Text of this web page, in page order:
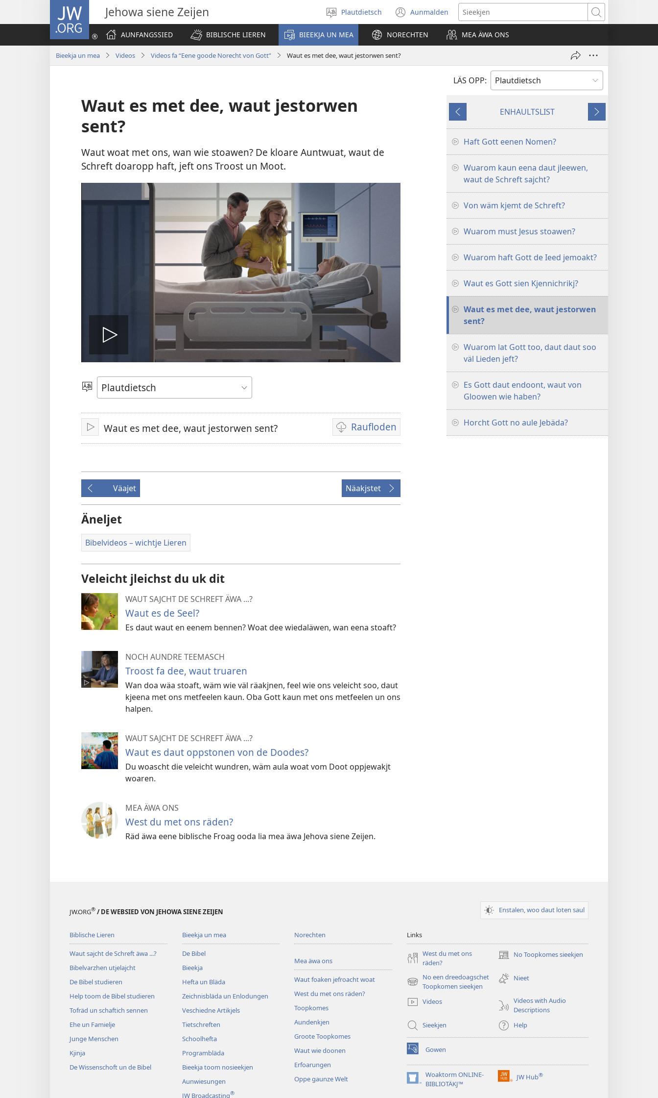
JW.ORG Jehowa siene Zeijen
Wäl
eene
Sproak
ut
Plautdietsch Aunmalden
(opens
new
window)
Sieekjen
AUNFANGSSIED
BIBLISCHE LIEREN BIEEKJA UN MEA NORECHTEN MEA ÄWA ONS
Bieekja un mea Videos Videos fa “Eene goode Norecht von Gott” Waut es met dee, waut jestorwen sent?
LÄS OPP:
Waut es met dee, waut jestorwen
sent?
Waut woat met ons, wan wie stoawen? De kloare Auntwuat, waut de
Schreft doaropp haft, jeft ons Troost un Moot.
Video
spälen
Sproak
utwälen
Aufspälen
Waut es met dee, waut jestorwen sent? Raufloden
Video
recordings
options
Väajet Näakjstet
Äneljet
Bibelvideos – wichtje Lieren
Veleicht jleichst du uk dit
WAUT SAJCHT DE SCHREFT ÄWA ...?
Waut es de Seel?
Es daut waut en eenem bennen? Woat dee wiedaläwen, wan eena stoaft?
NOCH AUNDRE TEEMASCH
Troost fa dee, waut truaren
Wan doa wäa stoaft, wäm wie väl räakjnen, feel wie ons veleicht soo, daut
kjeena met ons metfeelen kaun. Oba Gott kaun met ons metfeelen un ons
halpen.
WAUT SAJCHT DE SCHREFT ÄWA ...?
Waut es daut oppstonen von de Doodes?
Du woascht die veleicht wundren, wäm aula woat vom Doot oppjewakjt
woaren.
MEA ÄWA ONS
West du met ons räden?
Räd äwa eene biblische Froag ooda lia mea äwa Jehova siene Zeijen.
Väajet
ENHAULTSLIST
Näakjstet
Haft Gott eenen Nomen?
Wuarom kaun eena daut jleewen,
waut de Schreft sajcht?
Von wäm kjemt de Schreft?
Wuarom must Jesus stoawen?
Wuarom haft Gott de Ieed jemoakt?
Waut es Gott sien Kjennichrikj?
Waut es met dee, waut jestorwen
sent?
Wuarom lat Gott too, daut daut soo
väl Lieden jeft?
Es Gott daut endoont, waut von
Gloowen wie haben?
Horcht Gott no aule Jebäda?
JW.ORG® / DE WEBSIED VON JEHOWA SIENE ZEIJEN Enstalen, woo daut loten saul
Biblische Lieren
Waut sajcht de Schreft äwa ...?
Bibelvarzhen utjelajcht
De Bibel studieren
Help toom de Bibel studieren
Tofräd un schaftich sennen
Ehe un Famielje
Junge Menschen
Kjinja
De Wissenschoft un de Bibel
Bieekja un mea
De Bibel
Bieekja
Hefta un Bläda
Zeichnisbläda un Enlodungen
Veschiedne Artikjels
Tietschreften
Schoolhefta
Programbläda
Bieekja toom nosieekjen
Aunwiesungen
JW Broadcasting®
Norechten
Mea äwa ons
Waut foaken jefroacht woat
West du met ons räden?
Toopkomes
Aundenkjen
Groote Toopkomes
Waut wie doonen
Erfoarungen
Oppe gaunze Welt
Links
West du met ons
räden?
No Toopkomes sieekjen
(opens
window)
No een dreedoagschet
Toopkomen sieekjen
(opens
window)
Nieet
Videos
Videos with Audio
Descriptions
Sieekjen
Help
Gowen
(opens
new
window)Woaktorm ONLINE-
BIBLIOTÄKJ™
(opens
JW Hub®
(opens